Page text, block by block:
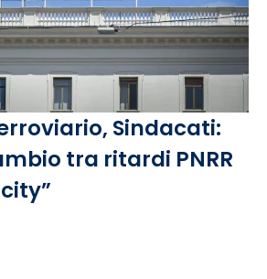
Sindacati:
tra ritardi PNRR